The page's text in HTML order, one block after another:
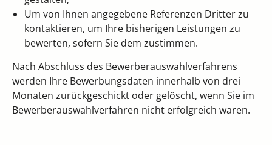
Um von Ihnen angegebene Referenzen Dritter zu
kontaktieren, um Ihre bisherigen Leistungen zu
bewerten, sofern Sie dem zustimmen.
Nach Abschluss des Bewerberauswahlverfahrens
werden Ihre Bewerbungsdaten innerhalb von drei
Monaten zurückgeschickt oder gelöscht, wenn Sie im
Bewerberauswahlverfahren nicht erfolgreich waren.